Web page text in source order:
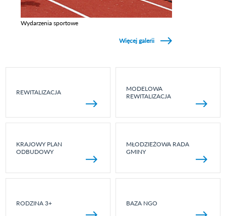
Wydarzenia sportowe
Więcej galerii
REWITALIZACJA
MODELOWA
REWITALIZACJA
KRAJOWY PLAN
ODBUDOWY
MŁODZIEŻOWA RADA
GMINY
RODZINA 3+ BAZA NGO